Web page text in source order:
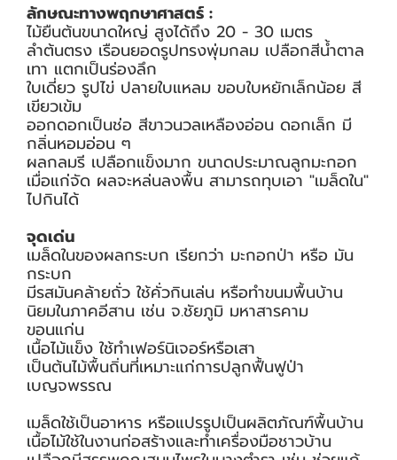
ลักษณะทางพฤกษาศาสตร์ :
ไม้ยืนต้นขนาดใหญ่ สูงได้ถึง 20 - 30 เมตร
ลำต้นตรง เรือนยอดรูปทรงพุ่มกลม เปลือกสีน้ำตาล
เทา แตกเป็นร่องลึก
ใบเดี่ยว รูปไข่ ปลายใบแหลม ขอบใบหยักเล็กน้อย สี
เขียวเข้ม
ออกดอกเป็นช่อ สีขาวนวลเหลืองอ่อน ดอกเล็ก มี
กลิ่นหอมอ่อน ๆ
ผลกลมรี เปลือกแข็งมาก ขนาดประมาณลูกมะกอก
เมื่อแก่จัด ผลจะหล่นลงพื้น สามารถทุบเอา "เมล็ดใน"
ไปกินได้
จุดเด่น
เมล็ดในของผลกระบก เรียกว่า มะกอกป่า หรือ มัน
กระบก
มีรสมันคล้ายถั่ว ใช้คั่วกินเล่น หรือทำขนมพื้นบ้าน
นิยมในภาคอีสาน เช่น จ.ชัยภูมิ มหาสารคาม
ขอนแก่น
เนื้อไม้แข็ง ใช้ทำเฟอร์นิเจอร์หรือเสา
เป็นต้นไม้พื้นถิ่นที่เหมาะแก่การปลูกฟื้นฟูป่า
เบญจพรรณ
เมล็ดใช้เป็นอาหาร หรือแปรรูปเป็นผลิตภัณฑ์พื้นบ้าน
เนื้อไม้ใช้ในงานก่อสร้างและทำเครื่องมือชาวบ้าน